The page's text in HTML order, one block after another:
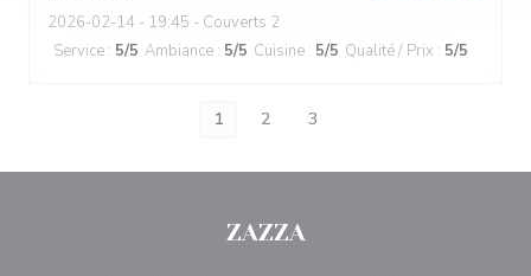
2026-02-14 - 19:45 - Couverts 2
Service : 5/5 Ambiance : 5/5 Cuisine : 5/5 Qualité / Prix : 5/5
1 2 3
ZAZZA